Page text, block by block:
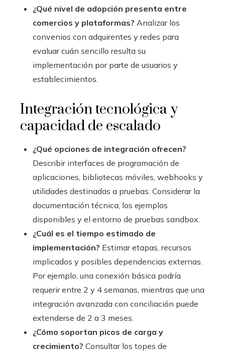
¿Qué nivel de adopción presenta entre
comercios y plataformas? Analizar los
convenios con adquirentes y redes para
evaluar cuán sencillo resulta su
implementación por parte de usuarios y
establecimientos.
Integración tecnológica y
capacidad de escalado
¿Qué opciones de integración ofrecen?
Describir interfaces de programación de
aplicaciones, bibliotecas móviles, webhooks y
utilidades destinadas a pruebas. Considerar la
documentación técnica, los ejemplos
disponibles y el entorno de pruebas sandbox.
¿Cuál es el tiempo estimado de
implementación? Estimar etapas, recursos
implicados y posibles dependencias externas.
Por ejemplo, una conexión básica podría
requerir entre 2 y 4 semanas, mientras que una
integración avanzada con conciliación puede
extenderse de 2 a 3 meses.
¿Cómo soportan picos de carga y
crecimiento? Consultar los topes de